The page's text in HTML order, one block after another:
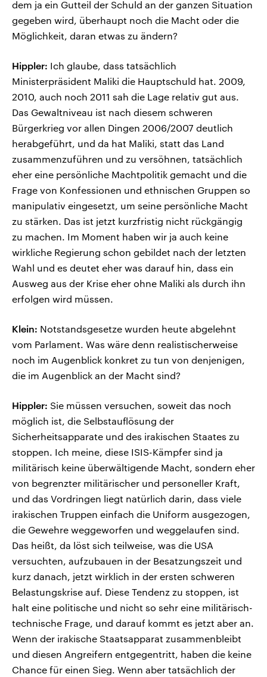
dem ja ein Gutteil der Schuld an der ganzen Situation
gegeben wird, überhaupt noch die Macht oder die
Möglichkeit, daran etwas zu ändern?
Hippler: Ich glaube, dass tatsächlich
Ministerpräsident Maliki die Hauptschuld hat. 2009,
2010, auch noch 2011 sah die Lage relativ gut aus.
Das Gewaltniveau ist nach diesem schweren
Bürgerkrieg vor allen Dingen 2006/2007 deutlich
herabgeführt, und da hat Maliki, statt das Land
zusammenzuführen und zu versöhnen, tatsächlich
eher eine persönliche Machtpolitik gemacht und die
Frage von Konfessionen und ethnischen Gruppen so
manipulativ eingesetzt, um seine persönliche Macht
zu stärken. Das ist jetzt kurzfristig nicht rückgängig
zu machen. Im Moment haben wir ja auch keine
wirkliche Regierung schon gebildet nach der letzten
Wahl und es deutet eher was darauf hin, dass ein
Ausweg aus der Krise eher ohne Maliki als durch ihn
erfolgen wird müssen.
Klein: Notstandsgesetze wurden heute abgelehnt
vom Parlament. Was wäre denn realistischerweise
noch im Augenblick konkret zu tun von denjenigen,
die im Augenblick an der Macht sind?
Hippler: Sie müssen versuchen, soweit das noch
möglich ist, die Selbstauflösung der
Sicherheitsapparate und des irakischen Staates zu
stoppen. Ich meine, diese ISIS-Kämpfer sind ja
militärisch keine überwältigende Macht, sondern eher
von begrenzter militärischer und personeller Kraft,
und das Vordringen liegt natürlich darin, dass viele
irakischen Truppen einfach die Uniform ausgezogen,
die Gewehre weggeworfen und weggelaufen sind.
Das heißt, da löst sich teilweise, was die USA
versuchten, aufzubauen in der Besatzungszeit und
kurz danach, jetzt wirklich in der ersten schweren
Belastungskrise auf. Diese Tendenz zu stoppen, ist
halt eine politische und nicht so sehr eine militärisch-
technische Frage, und darauf kommt es jetzt aber an.
Wenn der irakische Staatsapparat zusammenbleibt
und diesen Angreifern entgegentritt, haben die keine
Chance für einen Sieg. Wenn aber tatsächlich der